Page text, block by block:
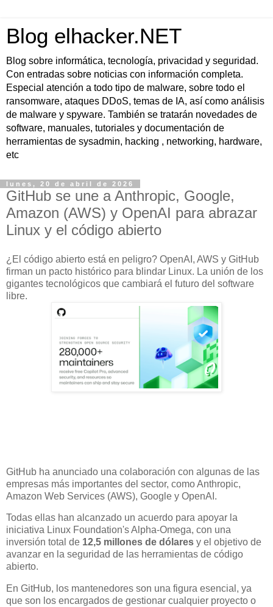
Blog elhacker.NET
Blog sobre informática, tecnología, privacidad y seguridad.
Con entradas sobre noticias con información completa.
Especial atención a todo tipo de malware, sobre todo el
ransomware, ataques DDoS, temas de IA, así como análisis
de malware y spyware. También se tratarán novedades de
software, manuales, tutoriales y documentación de
herramientas de sysadmin, hacking , networking, hardware,
etc
lunes, 20 de abril de 2026
GitHub se une a Anthropic, Google,
Amazon (AWS) y OpenAI para abrazar
Linux y el código abierto
¿El código abierto está en peligro? OpenAI, AWS y GitHub
firman un pacto histórico para blindar Linux. La unión de los
gigantes tecnológicos que cambiará el futuro del software
libre.
GitHub ha anunciado una colaboración con algunas de las
empresas más importantes del sector, como Anthropic,
Amazon Web Services (AWS), Google y OpenAI.
Todas ellas han alcanzado un acuerdo para apoyar la
iniciativa Linux Foundation's Alpha-Omega, con una
inversión total de 12,5 millones de dólares y el objetivo de
avanzar en la seguridad de las herramientas de código
abierto.
En GitHub, los mantenedores son una figura esencial, ya
que son los encargados de gestionar cualquier proyecto o